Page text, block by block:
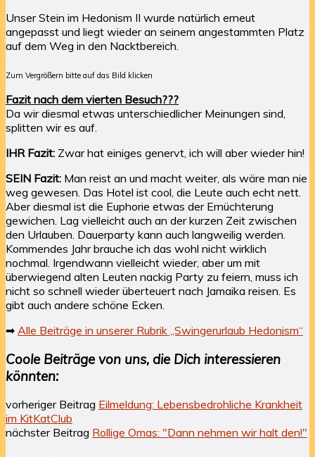
Unser Stein im Hedonism II wurde natürlich erneut
angepasst und liegt wieder an seinem angestammten Platz
auf dem Weg in den Nacktbereich.
Zum Vergrößern bitte auf das Bild klicken
Fazit nach dem vierten Besuch???
Da wir diesmal etwas unterschiedlicher Meinungen sind,
splitten wir es auf.
IHR Fazit: Zwar hat einiges genervt, ich will aber wieder hin!
SEIN Fazit: Man reist an und macht weiter, als wäre man nie
weg gewesen. Das Hotel ist cool, die Leute auch echt nett.
Aber diesmal ist die Euphorie etwas der Ernüchterung
gewichen. Lag vielleicht auch an der kurzen Zeit zwischen
den Urlauben. Dauerparty kann auch langweilig werden.
Kommendes Jahr brauche ich das wohl nicht wirklich
nochmal. Irgendwann vielleicht wieder, aber um mit
überwiegend alten Leuten nackig Party zu feiern, muss ich
nicht so schnell wieder überteuert nach Jamaika reisen. Es
gibt auch andere schöne Ecken.
➡ Alle Beiträge in unserer Rubrik „Swingerurlaub Hedonism“
Coole Beiträge von uns, die Dich interessieren
könnten:
vorheriger Beitrag Eilmeldung: Lebensbedrohliche Krankheit
im KitKatClub
nächster Beitrag Rollige Omas: "Dann nehmen wir halt den!"